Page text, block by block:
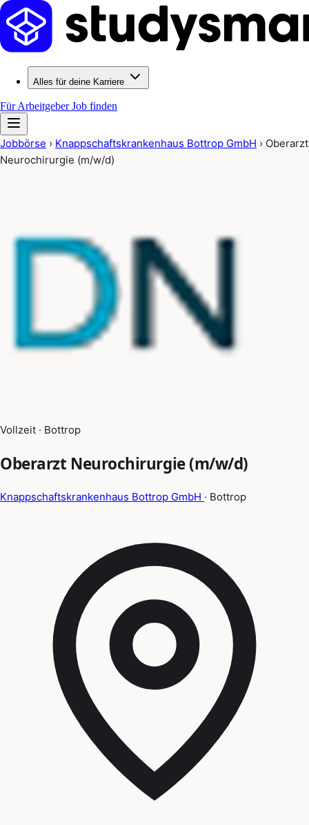
Alles für deine Karriere
Für ArbeitgeberJob finden
Jobbörse › Knappschaftskrankenhaus Bottrop GmbH › Oberarzt
Neurochirurgie (m/w/d)
Vollzeit · Bottrop
Oberarzt Neurochirurgie (m/w/d)
Knappschaftskrankenhaus Bottrop GmbH · Bottrop